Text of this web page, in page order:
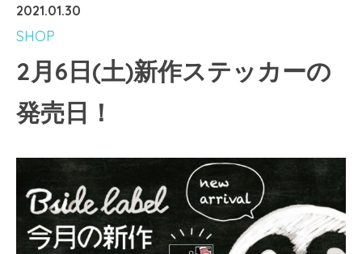
2021.01.30
SHOP
2月6日(土)新作ステッカーの
発売日！